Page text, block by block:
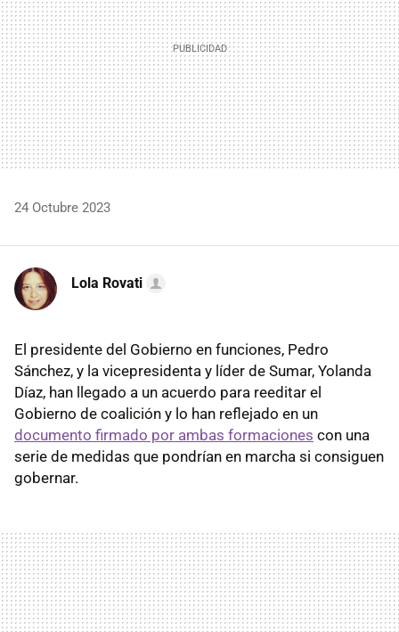
24 Octubre 2023
Lola Rovati
El presidente del Gobierno en funciones, Pedro
Sánchez, y la vicepresidenta y líder de Sumar, Yolanda
Díaz, han llegado a un acuerdo para reeditar el
Gobierno de coalición y lo han reflejado en un
documento firmado por ambas formaciones con una
serie de medidas que pondrían en marcha si consiguen
gobernar.